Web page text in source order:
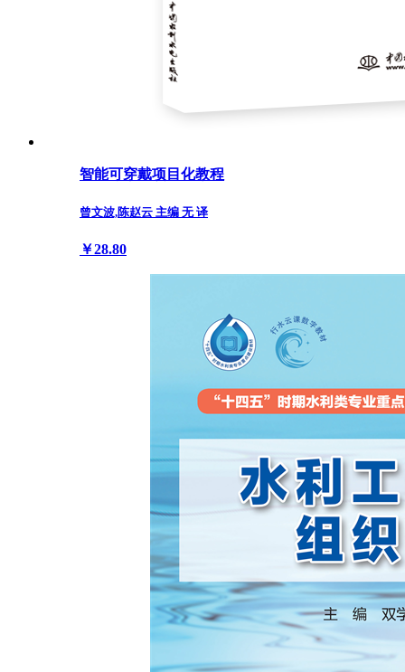
智能可穿戴项目化教程
曾文波,陈赵云 主编 无 译
￥28.80